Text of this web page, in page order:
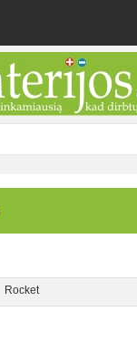
Rocket